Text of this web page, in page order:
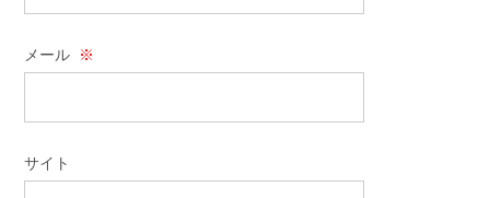
メール ※
サイト